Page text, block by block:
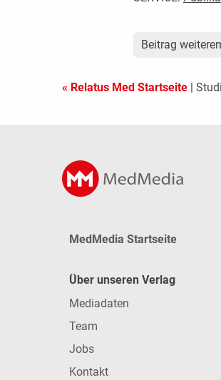
Beitrag
« Relatus Med Startseite |
MedMedia Startseite
Über unseren Verlag
Mediadaten
Team
Jobs
Kontakt